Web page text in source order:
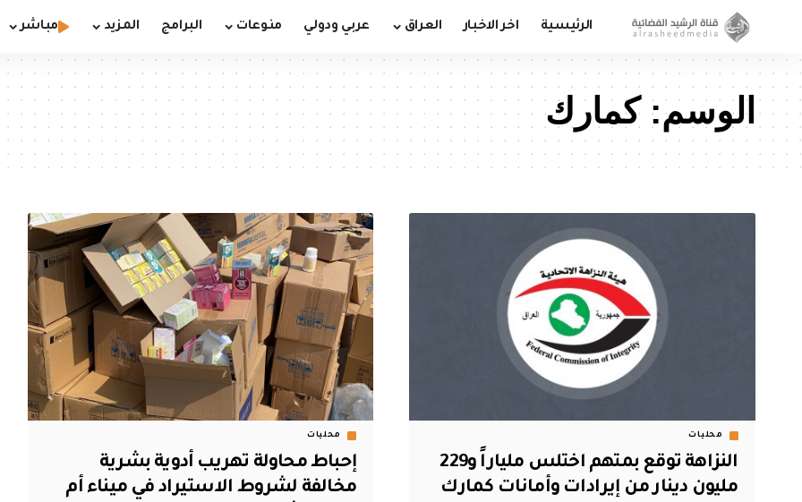
الرئيسية اخر الاخبار العراق عربي ودولي منوعات البرامج المزيد مباشر
الوسم:كمارك
محليات
النزاهة توقع بمتهم اختلس ملياراً و229
مليون دينار من إيرادات وأمانات كمارك
محليات
إحباط محاولة تهريب أدوية بشرية
مخالفة لشروط الاستيراد في ميناء أم